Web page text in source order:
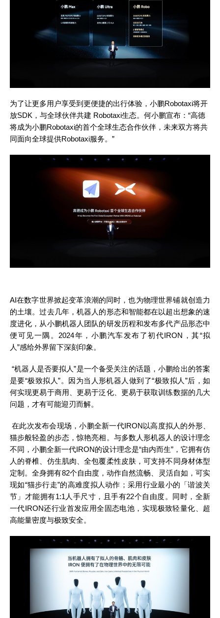
为了让更多用户享受到更便捷的出行体验，小鹏Robotaxi将开
放SDK，与全球伙伴共建 Robotaxi生态。何小鹏宣布：“高德
将成为小鹏Robotaxi的首个全球生态合作伙伴，未来双方将共
同面向全球提供Robotaxi服务。”
AI在数字世界掀起变革浪潮的同时，也为物理世界铺就创造力
的土壤。过去几年，机器人的形态和智能都在以超出想象的速
度进化，从小鹏机器人团队的研发历程和发布多代产品形态中
便可见一隅。2024年，小鹏汽车发布了初代IRON，其“拟
人”感给外界留下深刻印象。
“机器人是否要拟人”是一个备受关注的话题，小鹏给出的答案
是要“极致拟人”。因为当人形机器人做到了“极致拟人”后，如
何实现更易于商用、更易于泛化、更易于获取训练数据的几大
问题，才有可能迎刃而解。
在此次发布会现场，小鹏全新一代IRON以高度拟人的外形、
猫步般轻盈的步态，惊艳亮相。与多数人形机器人的设计理念
不同，小鹏全新一代IRON的设计理念是“由内而生”，它拥有仿
人的脊椎、仿生肌肉、全包覆柔性皮肤，可支持不同身材体型
定制。全身拥有82个自由度，动作自然流畅、灵活自如，可实
现如“猫步行走”的高难度拟人动作；采用行业最小的「谐波关
节」才能拥有1:1人手尺寸，且手有22个自由度。同时，全新
一代IRON还行业首发应用全固态电池，实现极致轻量化、超
高能量密度与极致安全。